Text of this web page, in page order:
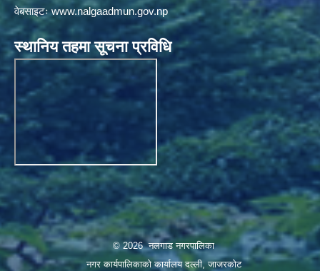
वेबसाइटःwww.nalgaadmun.gov.np
स्थानिय तहमा सूचना प्रविधि
© 2026 नलगाड नगरपालिका
नगर कार्यपालिकाको कार्यालय दल्ली, जाजरकाेट